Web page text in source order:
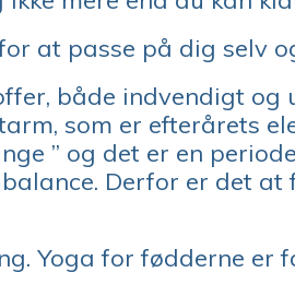
at passe på dig selv
både indvendigt
som er efterårets
” og det er en
Derfor er det
Yoga for fødderne